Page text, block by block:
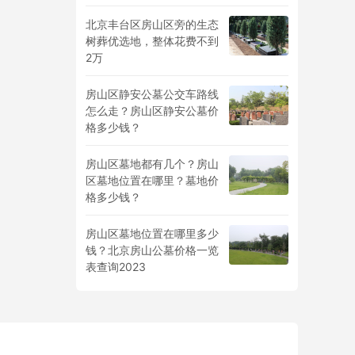
北京丰台区房山区旁的生态
树葬优选地，整体花费不到
2万
房山区静安公墓公交车路线
怎么走？房山区静安公墓价
格多少钱？
房山区墓地都有几个？房山
区墓地位置在哪里？墓地价
格多少钱？
房山区墓地位置在哪里多少
钱？北京房山公墓价格一览
表查询2023